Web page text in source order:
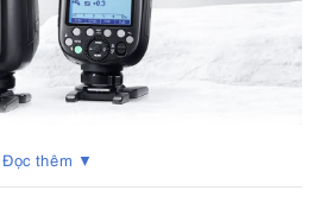
Nổi Bật Của Godox
Đọc thêm ▼